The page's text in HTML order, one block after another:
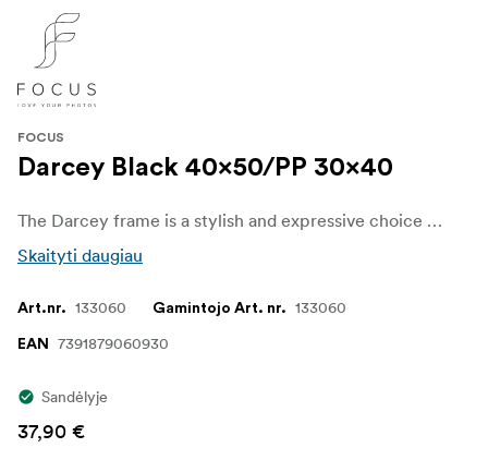
FOCUS
Darcey Black 40x50/PP 30x40
The Darcey frame is a stylish and expressive choice crafted from FSC®-certified black painted pine wood, combining natural texture with a refined finish. With a sharply sculpted silhouette and distinctive profile dimensions—25 mm wide and 20 mm deep—Darcey offers both depth and design character that elevate any visual presentation
Skaityti daugiau
Art.nr. 133060 Gamintojo Art. nr. 133060
EAN 7391879060930
Sandėlyje
37,90 €